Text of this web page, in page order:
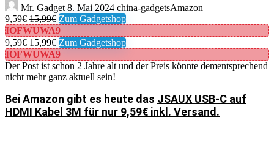
Mr. Gadget 8. Mai 2024 china-gadgetsAmazon
9,59€ 15,99€ Zum Gadgetshop
IOFWUWA9
9,59€ 15,99€ Zum Gadgetshop
IOFWUWA9
Der Post ist schon 2 Jahre alt und der Preis könnte dementsprechend
nicht mehr ganz aktuell sein!
Bei Amazon gibt es heute das JSAUX USB-C auf
HDMI Kabel 3M für nur 9,59€ inkl. Versand.